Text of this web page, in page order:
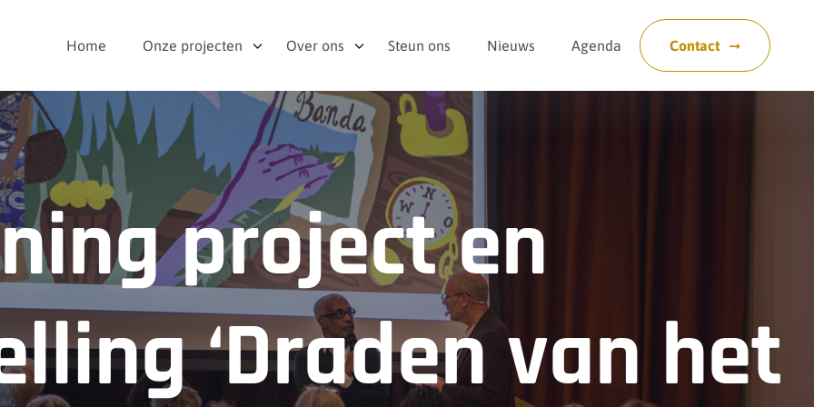
Home
Onze projecten Over ons Steun ons Nieuws Agenda Contact
project en
‘Draden van het